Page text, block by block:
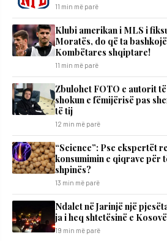
11 min më parë
Klubi amerikan i MLS i
Moratës, do që ta
Kombëtares shqiptare!
11 min më parë
Zbulohet FOTO e autorit
shokun e fëmijërisë pas
të tij
12 min më parë
“Science”: Pse ekspertët
konsumimin e qiqrave për
shpinës?
13 min më parë
Ndalet në Jarinjë një
ja i heq shtetësinë e
19 min më parë